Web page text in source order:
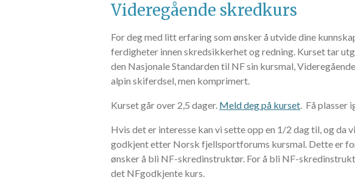
Videregående skredkurs
For deg med litt erfaring som ønsker å utvide dine
ferdigheter innen skredsikkerhet og redning. Kurset tar
den Nasjonale Standarden til NF sin kursmal,
alpin skiferdsel, men komprimert.
Kurset går over 2,5 dager. Meld deg på kurset. Få plasser
Hvis det er interesse kan vi sette opp en 1/2 dag til, og da
godkjent etter Norsk fjellsportforums kursmal. Dette er
ønsker å bli NF-skredinstruktør. For å bli NF-
det NFgodkjente kurs.